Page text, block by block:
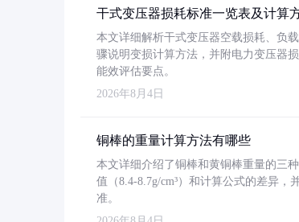
干式变压器损耗标准一览表及计算
本文详细解析干式变压器空载损耗、负
骤说明变损计算方法，并附电力变压器
能效评估要点。
2026年8月4日
铜棒的重量计算方法有哪些
本文详细介绍了铜棒和黄铜棒重量的三
值（8.4-8.7g/cm³）和计算公式的差异
准。